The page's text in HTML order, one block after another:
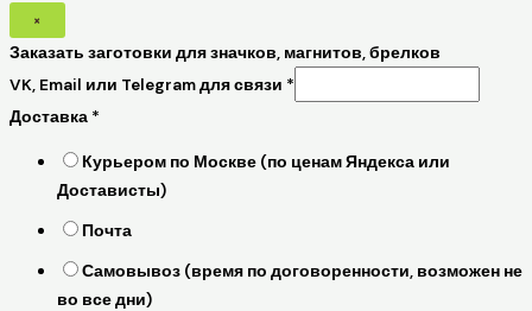
×
Заказать заготовки для значков, магнитов, брелков
VK, Email или Telegram для связи *
Доставка *
Курьером по Москве (по ценам Яндекса или
Достависты)
Почта
Самовывоз (время по договоренности, возможен не
во все дни)